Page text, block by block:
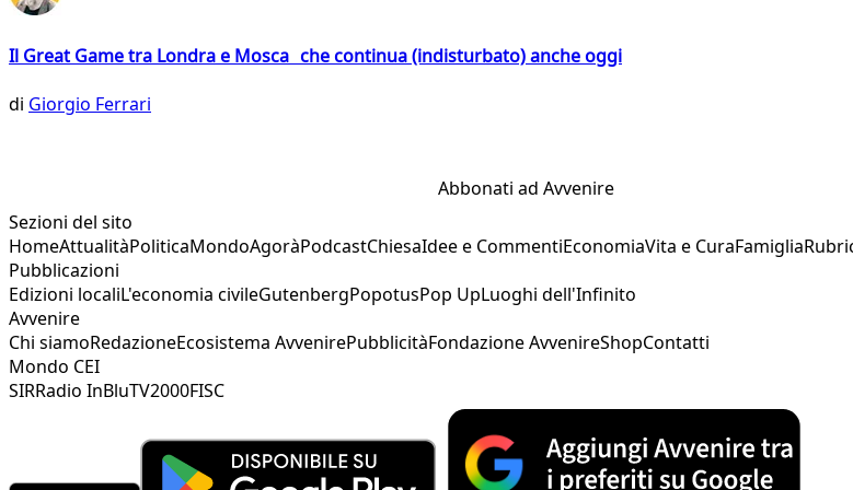
Il Great Game tra Londra e Mosca che continua (indisturbato) anche oggi
di Giorgio Ferrari
Abbonati ad Avvenire
Sezioni del sito
HomeAttualitàPoliticaMondoAgoràPodcastChiesaIdee e CommentiEconomiaVita e CuraFamiglia
Pubblicazioni
Edizioni localiL'economia civileGutenbergPopotusPop UpLuoghi dell'Infinito
Avvenire
Chi siamoRedazioneEcosistema AvvenirePubblicitàFondazione AvvenireShopContatti
Mondo CEI
SIRRadio InBluTV2000FISC